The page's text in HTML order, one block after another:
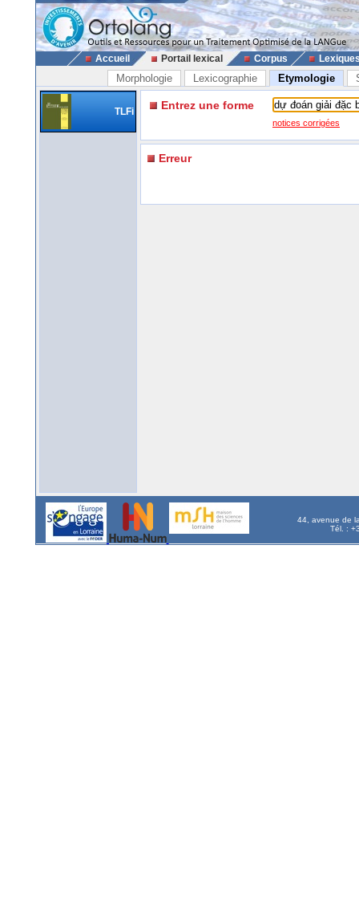
Accueil Portail lexical Corpus
Morphologie Lexicographie Etymologie
TLFi Entrez une forme
notices corrigées
Erreur
44, avenue de
Tél. :